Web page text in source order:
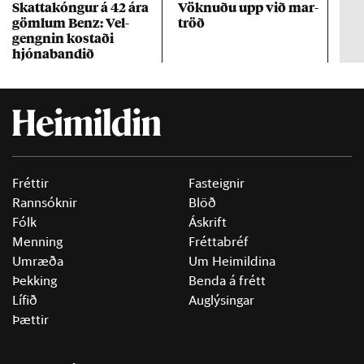
Skattakóng­ur á 42 ára
göml­um Benz: Vel­
gengn­in kostaði
hjóna­band­ið
Vökn­uðu upp við mar­
tröð
Fréttir
Rannsóknir
Fólk
Menning
Umræða
Þekking
Lífið
Þættir
Fasteignir
Blöð
Áskrift
Fréttabréf
Um Heimildina
Benda á frétt
Auglýsingar